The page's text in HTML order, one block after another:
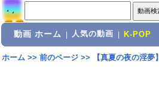
動画 ホーム 人気の動画 K-POP
ホーム>> 前のページ>> 【真夏の夜の淫夢